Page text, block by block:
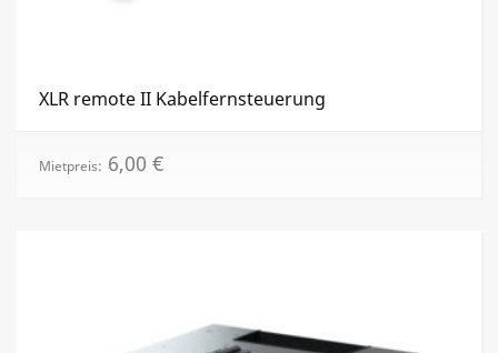
XLR remote II Kabelfernsteuerung
Mietpreis: 6,00 €